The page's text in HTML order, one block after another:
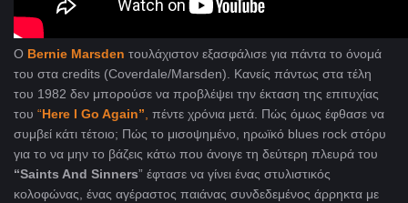
Ο Bernie Marsden τουλάχιστον εξασφάλισε για πάντα το όνομά
του στα credits (Coverdale/Marsden). Κανείς πάντως στα τέλη
του 1982 δεν μπορούσε να προβλέψει την έκταση της επιτυχίας
του “Here I Go Again” πέντε χρόνια μετά. Πώς όμως έφθασε να
συμβεί κάτι τέτοιο; Πώς το μισοψημένο, ηρωϊκό blues rock στόρυ
για το να μην το βάζεις κάτω που άνοιγε τη δεύτερη πλευρά του
“Saints And Sinners” έφτασε να γίνει ένας στυλιστικός
κολοφώνας, ένας αγέραστος παιάνας συνδεδεμένος άρρηκτα με